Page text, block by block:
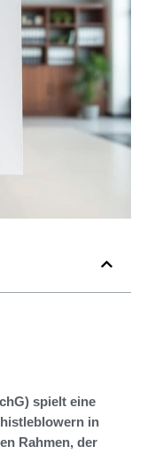
spielt eine
in
Rahmen, der